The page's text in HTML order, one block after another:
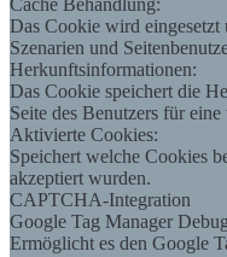
Das Cookie wird eingesetzt
Szenarien und
Herkunftsinformationen:
Das Cookie speichert die
Seite des Benutzers für
Aktivierte Cookies:
Speichert welche Cookies
akzeptiert wurden.
CAPTCHA-Integration
Google Tag Manager
Ermöglicht es den Google